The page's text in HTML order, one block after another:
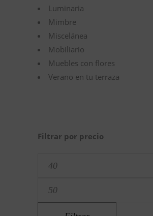
Luminaria
Mimbre
Miscelánea
Mobiliario
Muebles con flores
Verano en tu terraza
Filtrar por precio
mínimo
máximo